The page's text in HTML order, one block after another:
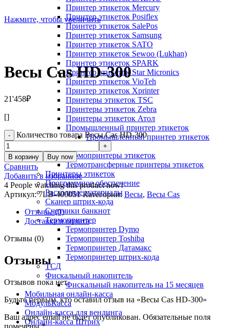
Принтер этикеток Mercury
Принтер этикеток Posiflex
Принтер этикеток SalePos
Принтер этикеток Samsung
Принтер этикеток SATO
Принтер этикеток Sewoo (Lukhan)
Принтер этикеток SPARK
Принтер этикеток Star Micronics
Принтер этикеток VioTeh
Принтер этикеток Xprinter
Принтеры этикеток TSC
Принтеры этикеток Zebra
Принтеры этикеток Атол
Промышленный принтер этикеток
Промышленный принтер этикеток
Argox
Термопринтеры этикеток
Термотрансферные принтеры этикеток
Принтеры этикеток
Программное обеспечение
Расходные материалы
Сканер штрих-кода
Счетчики банкнот
Термопринтер
Термопринтер Dymo
Термопринтер Toshiba
Термопринтер Датамакс
Термопринтер штрих-кода
ТСД
Фискальный накопитель
Фискальный накопитель на 15 месяцев
Мобильная онлайн-касса
МодульКасса
Онлайн-касса для вендинга
Онлайн-касса Штрих
Нажмите, чтобы увеличить
Весы Cas HD-300
21'458₽
[]
Количество товара Весы Cas HD-300
В корзину Buy now
Сравнить
Добавить в избранное
4 People watching this product now!
Артикул:7LB-400051Категории: Весы, Весы Cas
Отзывы (0)
Доставка и оплата
Отзывы (0)
Отзывы
Отзывов пока нет.
Будьте первым, кто оставил отзыв на «Весы Cas HD-300»
Ваш адрес email не будет опубликован. Обязательные поля
помечены*